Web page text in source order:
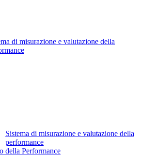
di misurazione e valutazione della
Sistema di misurazione e valutazione della
performance
della Performance